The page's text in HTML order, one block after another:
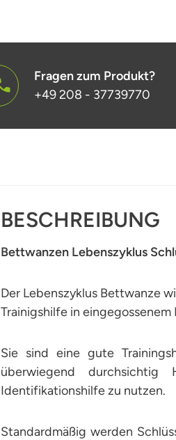
Fragen zum Produkt?
+49 208 - 37739770
BESCHREIBUNG
Bettwanzen Lebenszyklus
Der Lebenszyklus Bettwanze
Trainigshilfe in
Sie sind eine gute
überwiegend
Identifikationshilfe zu nutzen.
Standardmäßig werden